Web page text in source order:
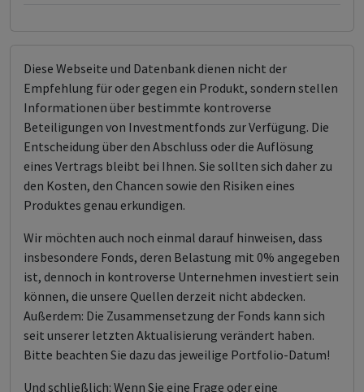
Diese Webseite und Datenbank dienen nicht der
Empfehlung für oder gegen ein Produkt, sondern stellen
Informationen über bestimmte kontroverse
Beteiligungen von Investmentfonds zur Verfügung. Die
Entscheidung über den Abschluss oder die Auflösung
eines Vertrags bleibt bei Ihnen. Sie sollten sich daher zu
den Kosten, den Chancen sowie den Risiken eines
Produktes genau erkundigen.
Wir möchten auch noch einmal darauf hinweisen, dass
insbesondere Fonds, deren Belastung mit 0% angegeben
ist, dennoch in kontroverse Unternehmen investiert sein
können, die unsere Quellen derzeit nicht abdecken.
Außerdem: Die Zusammensetzung der Fonds kann sich
seit unserer letzten Aktualisierung verändert haben.
Bitte beachten Sie dazu das jeweilige Portfolio-Datum!
Und schließlich: Wenn Sie eine Frage oder eine